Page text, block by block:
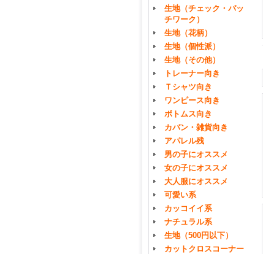
生地（チェック・パッ
チワーク）
生地（花柄）
生地（個性派）
生地（その他）
トレーナー向き
Ｔシャツ向き
ワンピース向き
ボトムス向き
カバン・雑貨向き
アパレル残
男の子にオススメ
女の子にオススメ
大人服にオススメ
可愛い系
カッコイイ系
ナチュラル系
生地（500円以下）
カットクロスコーナー